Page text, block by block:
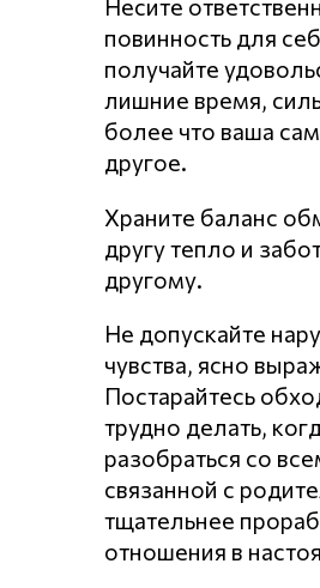
Несите
повинность для
получайте
лишние время,
более что ваша
другое.
Храните баланс
другу тепло и
другому.
Не допускайте
чувства, ясно
Постарайтесь
трудно делать,
разобраться со
связанной с
тщательнее
отношения в